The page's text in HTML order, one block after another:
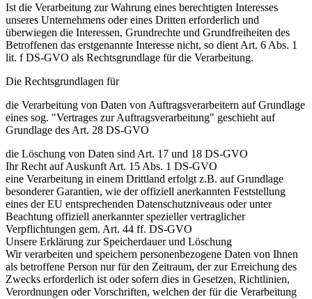
Ist die Verarbeitung zur Wahrung eines berechtigten Interesses
unseres Unternehmens oder eines Dritten erforderlich und
überwiegen die Interessen, Grundrechte und Grundfreiheiten des
Betroffenen das erstgenannte Interesse nicht, so dient Art. 6 Abs. 1
lit. f DS-GVO als Rechtsgrundlage für die Verarbeitung.
Die Rechtsgrundlagen für
die Verarbeitung von Daten von Auftragsverarbeitern auf Grundlage
eines sog. "Vertrages zur Auftragsverarbeitung" geschieht auf
Grundlage des Art. 28 DS-GVO
die Löschung von Daten sind Art. 17 und 18 DS-GVO
Ihr Recht auf Auskunft Art. 15 Abs. 1 DS-GVO
eine Verarbeitung in einem Drittland erfolgt z.B. auf Grundlage
besonderer Garantien, wie der offiziell anerkannten Feststellung
eines der EU entsprechenden Datenschutzniveaus oder unter
Beachtung offiziell anerkannter spezieller vertraglicher
Verpflichtungen gem. Art. 44 ff. DS-GVO
Unsere Erklärung zur Speicherdauer und Löschung
Wir verarbeiten und speichern personenbezogene Daten von Ihnen
als betroffene Person nur für den Zeitraum, der zur Erreichung des
Zwecks erforderlich ist oder sofern dies in Gesetzen, Richtlinien,
Verordnungen oder Vorschriften, welchen der für die Verarbeitung